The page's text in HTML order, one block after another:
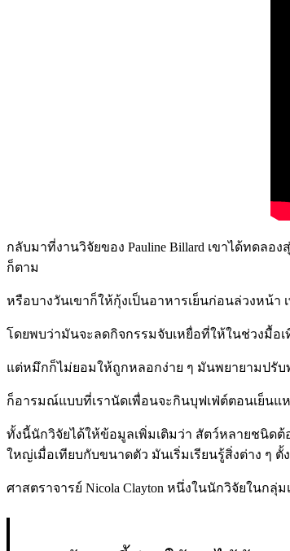
กลับมาที่งานวิจัยของ Pauline Billard เขาได้ทดล
ก็ตาม
หรือบางวันเขาก็ให้กุ้งเป็นอาหารเย็นก่อนล่วงหน้
โดยพบว่ามันจะลดกิจกรรมจับเหยื่อที่ให้ในช่วงมื้อ
แต่หมึกก็ไม่ยอมให้ถูกหลอกง่าย ๆ มันพยายามปรั
ก็อารมณ์แบบที่เรานัดเพื่อนจะกินบุฟเฟ่ต์ตอนเย็นแ
ทั้งนี้นักวิจัยได้ให้ข้อมูลเพิ่มเติมว่า สัตว์หลายชนิด
ใหญ่เมื่อเทียบกับขนาดตัว มันเริ่มเรียนรู้สิ่งต่าง ๆ
ศาสตราจารย์ Nicola Clayton หนึ่งในนักวิจัยในกลุ่